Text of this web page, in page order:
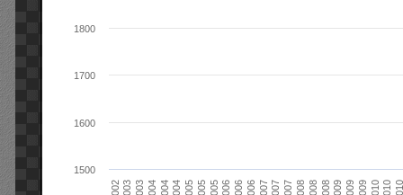
1500
1600
1700
1800